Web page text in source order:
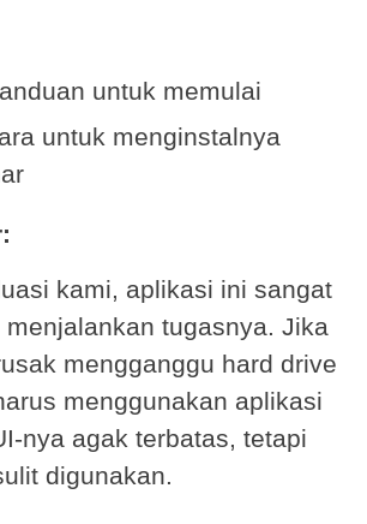
untuk memulai
untuk menginstalnya
kami, aplikasi ini sangat
menjalankan tugasnya. Jika
mengganggu hard drive
menggunakan aplikasi
nya agak terbatas, tetapi
digunakan.